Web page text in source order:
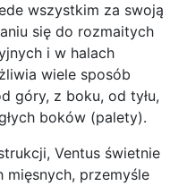
wszystkim za swoją
się do rozmaitych
i w halach
wiele sposób
góry, z boku, od tyłu,
boków (palety).
Ventus świetnie
mięsnych, przemyśle